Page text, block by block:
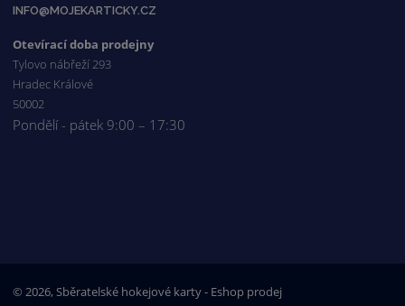
INFO@MOJEKARTICKY.CZ
Otevírací doba prodejny
Tylovo nábřeží 293
Hradec Králové
50002
Pondělí - pátek 9:00 – 17:30
© 2026, Sběratelské hokejové karty - Eshop prodej